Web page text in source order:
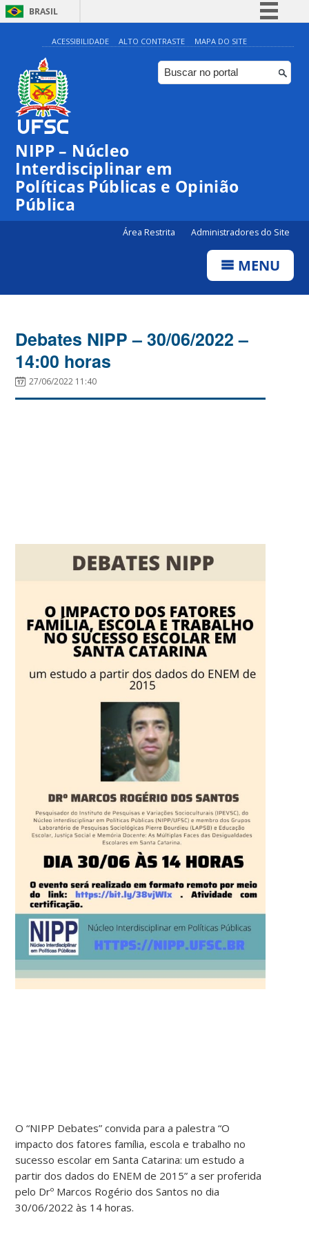
BRASIL
Simplifique!
Comunica BR
Participe
ACESSIBILIDADE ALTO CONTRASTE MAPA DO SITE
NIPP – Núcleo
Interdisciplinar em
Políticas Públicas e Opinião
Pública
Área Restrita Administradores do Site
MENU
Debates NIPP – 30/06/2022 –
14:00 horas
27/06/2022 11:40
O “NIPP Debates” convida para a palestra “O
impacto dos fatores família, escola e trabalho no
sucesso escolar em Santa Catarina: um estudo a
partir dos dados do ENEM de 2015” a ser proferida
pelo Drº Marcos Rogério dos Santos no dia
30/06/2022 às 14 horas.